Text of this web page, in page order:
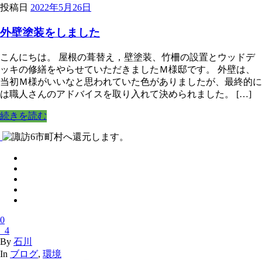
投稿日 2022年5月26日
外壁塗装をしました
こんにちは。 屋根の葺替え，壁塗装、竹柵の設置とウッドデ
ッキの修繕をやらせていただきましたＭ様邸です。 外壁は、
当初Ｍ様がいいなと思われていた色がありましたが、最終的に
は職人さんのアドバイスを取り入れて決められました。 […]
続きを読む
0
4
By 石川
In ブログ, 環境